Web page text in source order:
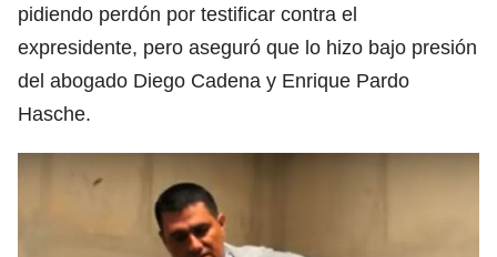
pidiendo perdón por testificar contra el
expresidente, pero aseguró que lo hizo bajo presión
del abogado Diego Cadena y Enrique Pardo
Hasche.